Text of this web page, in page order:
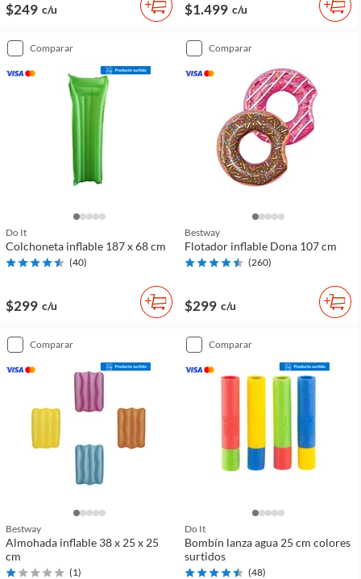
$249 c/u $1.499 c/u
comparar
Do It
Colchoneta inflable 187 x 68 cm
(40)
$299 c/u
comparar
Bestway
Flotador inflable Dona 107 cm
(260)
$299 c/u
comparar
Bestway
Almohada inflable 38 x 25 x 25
cm
(1)
comparar
Do It
Bombín lanza agua 25 cm colores
surtidos
(48)